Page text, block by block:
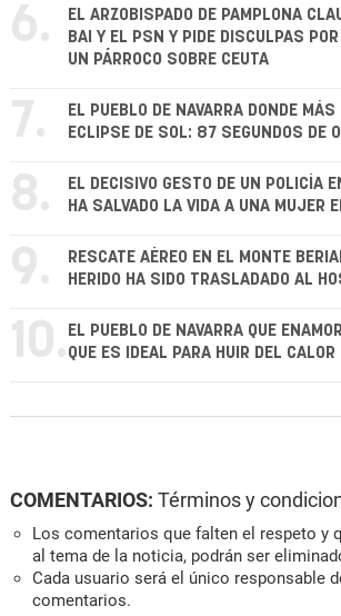
6.
EL ARZOBISPADO DE PAMPLONA
BAI Y EL PSN Y PIDE DISCULPAS
UN PÁRROCO SOBRE CEUTA
7.
EL PUEBLO DE NAVARRA DONDE MÁS
ECLIPSE DE SOL: 87 SEGUNDOS DE
8.
EL DECISIVO GESTO DE UN POLICÍA
HA SALVADO LA VIDA A UNA MUJER
9.
RESCATE AÉREO EN EL MONTE
HERIDO HA SIDO TRASLADADO AL
10. EL PUEBLO DE NAVARRA QUE
QUE ES IDEAL PARA HUIR DEL CALOR
COMENTARIOS: Términos y
Los comentarios que falten el respeto y
al tema de la noticia, podrán ser
Cada usuario será el único responsable
comentarios.